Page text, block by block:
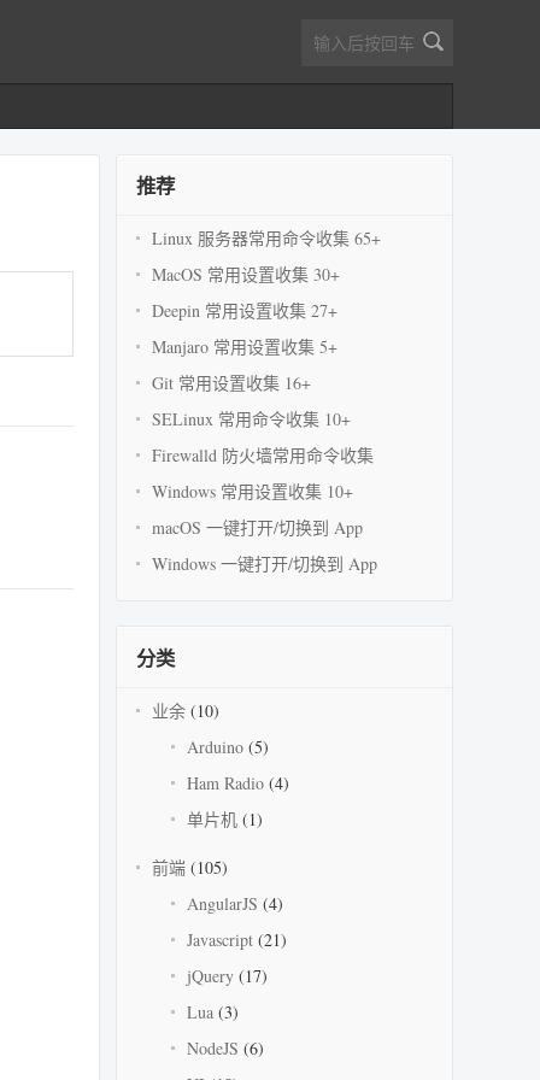
推荐
Linux 服务器常用命令收集 65+
MacOS 常用设置收集 30+
Deepin 常用设置收集 27+
Manjaro 常用设置收集 5+
Git 常用设置收集 16+
SELinux 常用命令收集 10+
Firewalld 防火墙常用命令收集
Windows 常用设置收集 10+
macOS 一键打开/切换到 App
Windows 一键打开/切换到 App
分类
业余 (10)
Arduino (5)
Ham Radio (4)
单片机 (1)
前端 (105)
AngularJS (4)
Javascript (21)
jQuery (17)
Lua (3)
NodeJS (6)